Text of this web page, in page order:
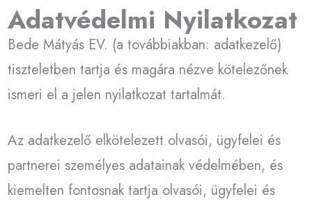
Adatvédelmi Nyilatkozat
Bede Mátyás EV. (a továbbiakban: adatkezelő)
tiszteletben tartja és magára nézve kötelezőnek
ismeri el a jelen nyilatkozat tartalmát.
Az adatkezelő elkötelezett olvasói, ügyfelei és
partnerei személyes adatainak védelmében, és
kiemelten fontosnak tartja olvasói, ügyfelei és